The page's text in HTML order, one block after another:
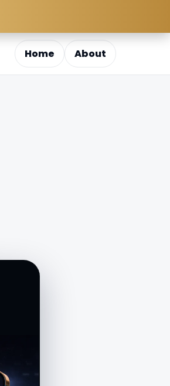
Home About